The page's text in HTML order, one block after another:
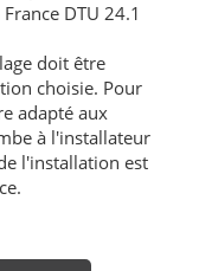
DTU 24.1
doit être
choisie. Pour
adapté aux
à l'installateur
l'installation est